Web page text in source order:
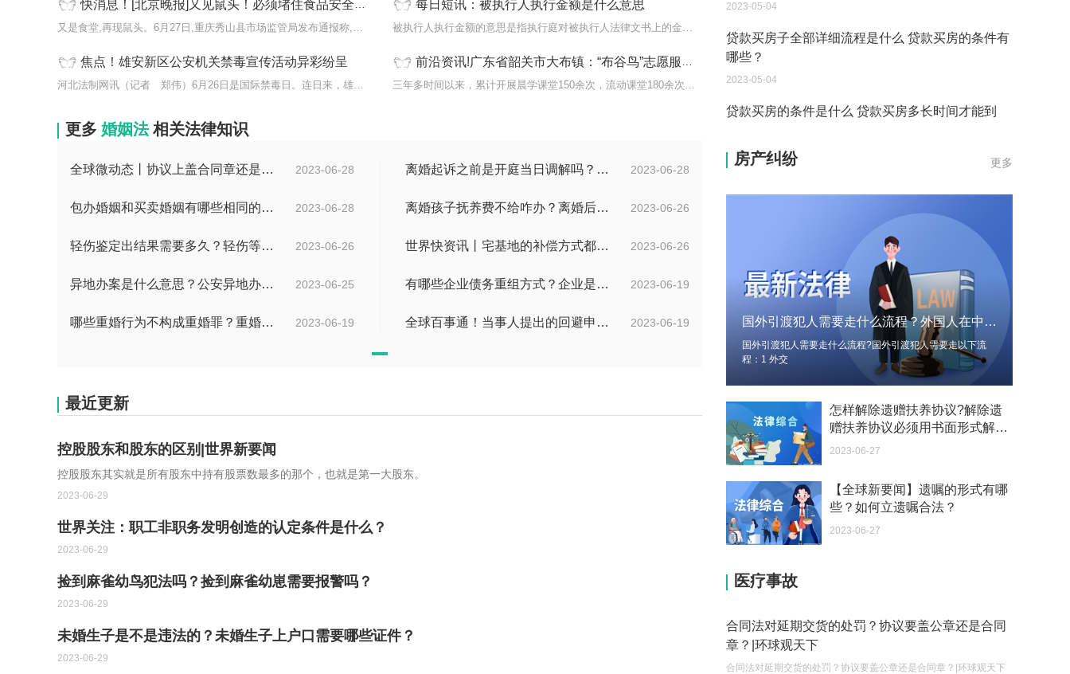
快消息！[北京晚报]又见鼠头！必须堵住食品安全防线上的“老鼠洞”
又是食堂,再现鼠头。6月27日,重庆秀山县市场监管局发布通报称,当日网传
每日短讯：被执行人执行金额是什么意思
被执行人执行金额的意思是指执行庭对被执行人法律文书上的金额义务进行
焦点！雄安新区公安机关禁毒宣传活动异彩纷呈
河北法制网讯（记者 郑伟）6月26日是国际禁毒日。连日来，雄安新区公
前沿资讯!广东省韶关市大布镇：“布谷鸟”志愿服务队架起党群“连心桥”
三年多时间以来，累计开展晨学课堂150余次，流动课堂180余次，线上课堂
更多 婚姻法 相关法律知识
2023-06-28
全球微动态丨协议上盖合同章还是公章？假公章签合同法律责任？ 2023-06-28
离婚起诉之前是开庭当日调解吗？离婚调解无效，准予离婚的情形有哪些？ 环球焦点
2023-06-28
包办婚姻和买卖婚姻有哪些相同的地方？包办婚姻违法吗？ 2023-06-26
离婚孩子抚养费不给咋办？离婚后不给抚养费怎么起诉？ 每日视点
2023-06-26
轻伤鉴定出结果需要多久？轻伤等级司法鉴定流程是什么？|世界快资讯 2023-06-26
世界快资讯丨宅基地的补偿方式都有哪些？国有土地上房屋征收与补偿条例第十九条的内容是什么？
2023-06-25
异地办案是什么意思？公安异地办案意味着什么？ 天天热议 2023-06-19
有哪些企业债务重组方式？企业是否可以债务重组？
2023-06-19
哪些重婚行为不构成重婚罪？重婚罪是一种什么表现？ 2023-06-19
全球百事通！当事人提出的回避申请多久之内有回复？如何收集交通事故中证据？
最近更新
控股股东和股东的区别|世界新要闻
控股股东其实就是所有股东中持有股票数最多的那个，也就是第一大股东。
2023-06-29
世界关注：职工非职务发明创造的认定条件是什么？
2023-06-29
捡到麻雀幼鸟犯法吗？捡到麻雀幼崽需要报警吗？
2023-06-29
未婚生子是不是违法的？未婚生子上户口需要哪些证件？
2023-06-29
贷款买房子全部详细流程是什么 贷款买房的条件有
哪些？
账？
2023-05-04
贷款买房的程序是什么 贷款买房的条件有哪些？
2023-05-04
买房还不上贷款可以退房吗 贷款买房的程序是什
么？
个体营业执照注销要交税吗 营业执照下来的当月就
要申报纳税吗？
2023-05-04
滞纳金吗？
2023-05-04
税务滞纳金一般是怎么计算 个人所得税有滞纳金
2023-05-04
税款滞纳金所得税可以扣除吗 税务滞纳金如何计
算？
2023-05-04
更多
房产纠纷
国外引渡犯人需要走什么流程？外国人在中国犯罪可以引渡回国吗？ 每日速看
国外引渡犯人需要走什么流程?国外引渡犯人需要走以下流
程：1 外交
怎样解除遗赠扶养协议?解除遗
赠扶养协议必须用书面形式解除
吗？ 焦点热议
2023-06-27
【全球新要闻】遗嘱的形式有哪
些？如何立遗嘱合法？
2023-06-27
医疗事故
合同法对延期交货的处罚？协议要盖公章还是合同
章？|环球观天下
合同法对延期交货的处罚？协议要盖公章还是合同章？|环球观天下